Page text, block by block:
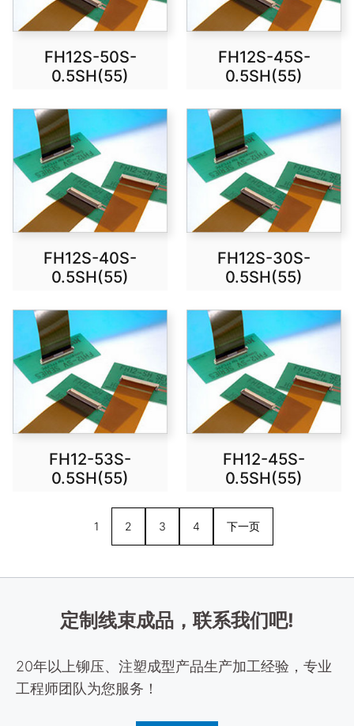
FH12S-50S-
0.5SH(55)
FH12S-45S-
0.5SH(55)
FH12S-40S-
0.5SH(55)
FH12S-30S-
0.5SH(55)
FH12-53S-
0.5SH(55)
FH12-45S-
0.5SH(55)
1 2 3 4 下一页
定制线束成品，联系我们吧!
20年以上铆压、注塑成型产品生产加工经验，专业
工程师团队为您服务！